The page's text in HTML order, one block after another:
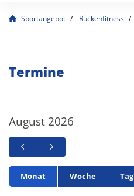
Sportangebot Rückenfitness
Termine
August 2026
Monat Woche Tag